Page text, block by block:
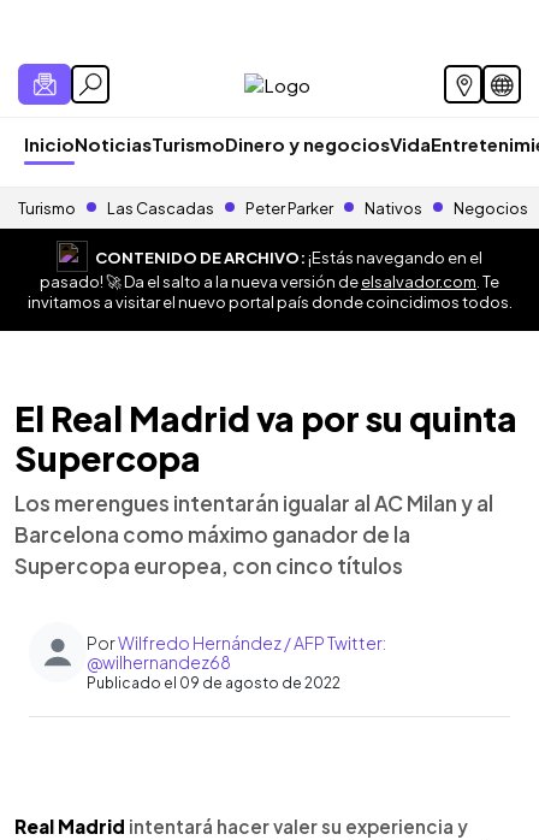
InicioNoticiasTurismoDinero y negociosVida
Turismo Las Cascadas Peter Parker Nativos Negocios
CONTENIDO DE ARCHIVO:¡Estás navegando en el
pasado! 🚀 Da el salto a la nueva versión deelsalvador.com . Te
invitamos a visitar el nuevo portal país donde coincidimos todos.
El Real Madrid va por su quinta
Supercopa
Los merengues intentarán igualar al AC Milan y al
Barcelona como máximo ganador de la
Supercopa europea, con cinco títulos
PorWilfredo Hernández / AFP Twitter:
@wilhernandez68
Publicado el 09 de agosto de 2022
► Escuchar artículo
Real Madrid intentará hacer valer su experiencia y